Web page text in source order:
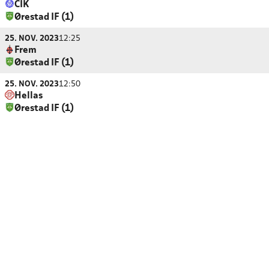
CIK
Ørestad IF (1)
25. NOV. 202312:25
Frem
Ørestad IF (1)
25. NOV. 202312:50
Hellas
Ørestad IF (1)